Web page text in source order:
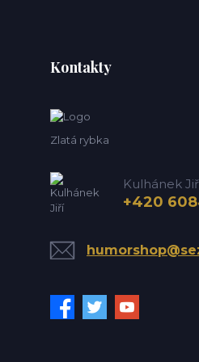
Kontakty
Zlatá rybka
Kulhánek
+420